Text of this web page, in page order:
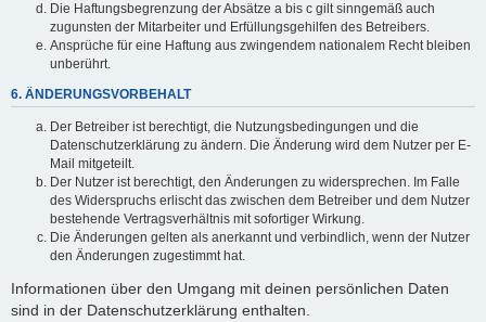
Die Haftungsbegrenzung der Absätze a bis c gilt sinngemäß auch
zugunsten der Mitarbeiter und Erfüllungsgehilfen des Betreibers.
Ansprüche für eine Haftung aus zwingendem nationalem Recht bleiben
unberührt.
6. ÄNDERUNGSVORBEHALT
Der Betreiber ist berechtigt, die Nutzungsbedingungen und die
Datenschutzerklärung zu ändern. Die Änderung wird dem Nutzer per E-
Mail mitgeteilt.
Der Nutzer ist berechtigt, den Änderungen zu widersprechen. Im Falle
des Widerspruchs erlischt das zwischen dem Betreiber und dem Nutzer
bestehende Vertragsverhältnis mit sofortiger Wirkung.
Die Änderungen gelten als anerkannt und verbindlich, wenn der Nutzer
den Änderungen zugestimmt hat.
Informationen über den Umgang mit deinen persönlichen Daten
sind in der Datenschutzerklärung enthalten.